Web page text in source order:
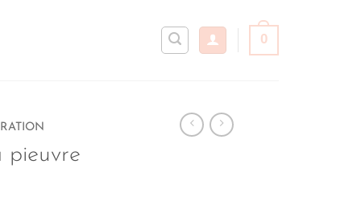
0
pieuvre